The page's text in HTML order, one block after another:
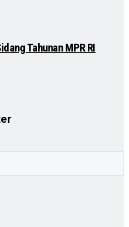
Tahunan MPR RI